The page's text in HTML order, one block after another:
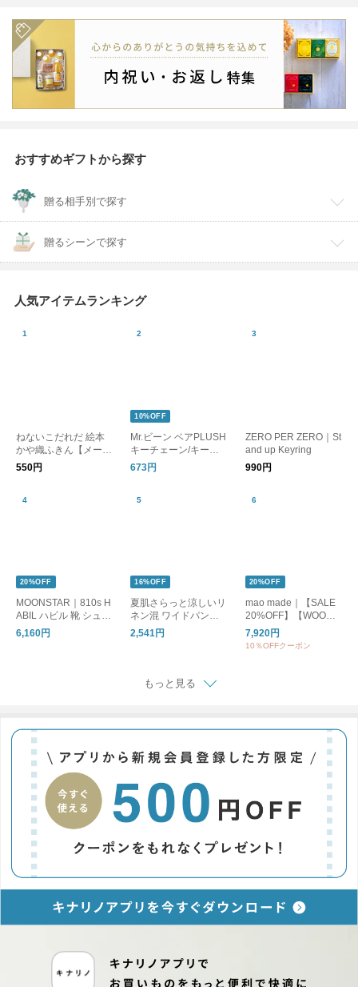
おすすめギフトから探す
贈る相手別で探す
贈るシーンで探す
人気アイテムランキング
ねないこだれだ 絵本
かや織ふきん【メール
便可】
550円
10%OFF
Mr.ビーン ベアPLUSH
キーチェーン/キーホ
ルダー
673円
ZERO PER ZERO｜St
and up Keyring
990円
20%OFF
MOONSTAR｜810s H
ABIL ハビル 靴 シュー
ズ ユニセックス ET05
1 ムーンスター エイト
6,160円
16%OFF
夏肌さらっと涼しいリ
ネン混 ワイドパンツ /
洗える コットンリネ
ン ベイカーワイドパ
2,541円
20%OFF
mao made｜【SALE
20%OFF】【WOODY
別注カラー】クルーネ
ックカーディガン UV
7,920円
10％OFFクーポン
もっと見る